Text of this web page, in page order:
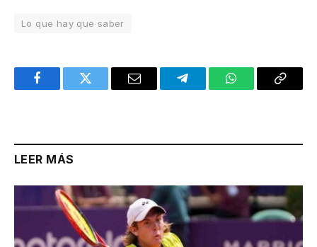
Lo que hay que saber
FacebookTwitter Email TelegramWhatsAppCopy
LEER MÁS